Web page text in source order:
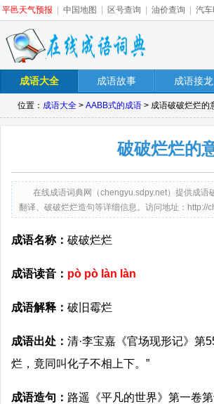
平邑天气预报 中国地图 区号查询 油价查询 汽车
成语大全 成语故事 成语接龙
位置： 成语大全 > AABB式的成语 > 成语破破烂烂的
破破烂烂的
在线成语词典网（chengyu.sdpy.net）提供成
翻译、破破烂烂造句等详细信息。访问地址：
成语名称： 破破烂烂
成语读音： pò pò làn làn
成语解释： 破旧霉烂
成语出处： 清·李宝嘉《官场现形记》第
烂，竟同叫化子不相上下。”
成语造句： 路遥《平凡的世界》第一卷